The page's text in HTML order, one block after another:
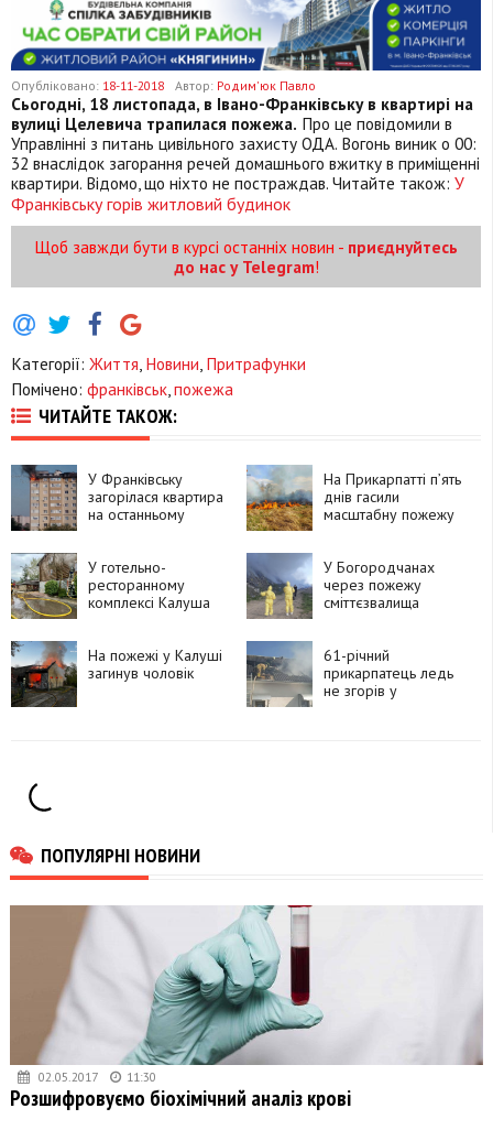
Опубліковано: 18-11-2018 Автор: Родим'юк Павло
Сьогодні, 18 листопада, в Івано-Франківську в квартирі на
вулиці Целевича трапилася пожежа. Про це повідомили в
Управлінні з питань цивільного захисту ОДА. Вогонь виник о 00:
32 внаслідок загорання речей домашнього вжитку в приміщенні
квартири. Відомо, що ніхто не постраждав. Читайте також: У
Франківську горів житловий будинок
Щоб завжди бути в курсі останніх новин - приєднуйтесь
до нас у Telegram!
Категорії: Життя Новини Притрафунки
Помічено: франківськ пожежа
ЧИТАЙТЕ ТАКОЖ:
У Франківську
загорілася квартира
на останньому
На Прикарпатті п’ять
днів гасили
масштабну пожежу
У готельно-
ресторанному
комплексі Калуша
У Богородчанах
через пожежу
сміттєзвалища
речовинами
На пожежі у Калуші
загинув чоловік
61-річний
прикарпатець ледь
не згорів у
ПОПУЛЯРНІ НОВИНИ
02.05.2017 11:30
Розшифровуємо біохімічний аналіз крові